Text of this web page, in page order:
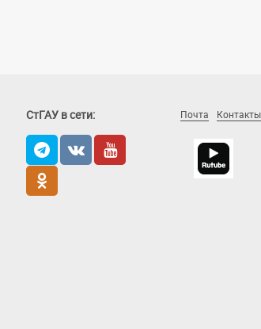
СтГАУ в сети: Почта Контакты